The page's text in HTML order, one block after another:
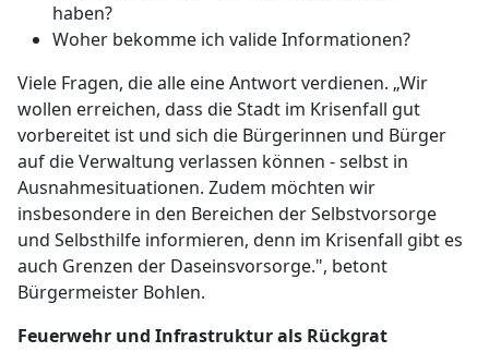
haben?
Woher bekomme ich valide Informationen?
Viele Fragen, die alle eine Antwort verdienen. „Wir
wollen erreichen, dass die Stadt im Krisenfall gut
vorbereitet ist und sich die Bürgerinnen und Bürger
auf die Verwaltung verlassen können - selbst in
Ausnahmesituationen. Zudem möchten wir
insbesondere in den Bereichen der Selbstvorsorge
und Selbsthilfe informieren, denn im Krisenfall gibt es
auch Grenzen der Daseinsvorsorge.", betont
Bürgermeister Bohlen.
Feuerwehr und Infrastruktur als Rückgrat